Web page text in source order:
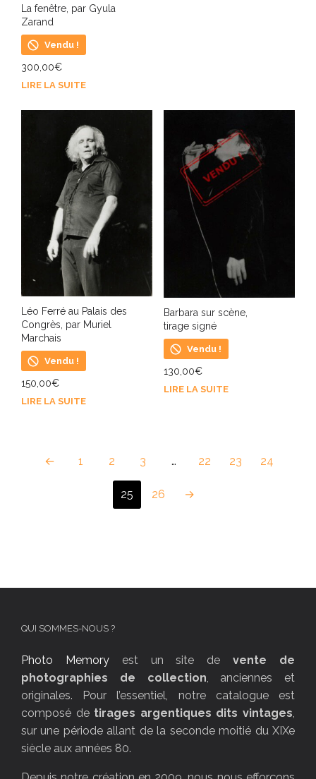
La fenêtre, par Gyula
Zarand
Vendu !
300,00€
LIRE LA SUITE
Léo Ferré au Palais des
Congrès, par Muriel
Marchais
Vendu !
150,00€
LIRE LA SUITE
Barbara sur scène,
tirage signé
Vendu !
130,00€
LIRE LA SUITE
← 1 2 3 … 22 23 24
25 26 →
QUI SOMMES-NOUS ?
Photo Memoryest un site devente de
photographies de collection , anciennes et
originales. Pour l’essentiel, notre catalogue est
composé de tirages argentiques dits vintages
sur une période allant de la seconde moitié du XIXe
siècle aux années 80.